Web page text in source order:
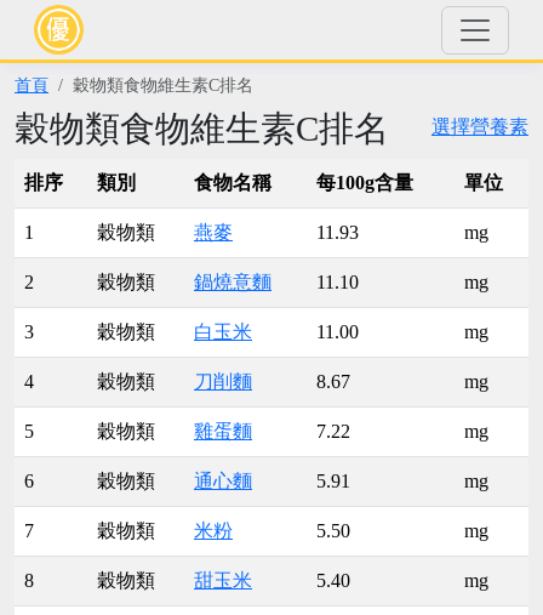
首頁 穀物類食物維生素C排名
選擇營養素
穀物類食物維生素C排名
排序 類別 食物名稱 每100g含量 單位
1 穀物類 燕麥 11.93 mg
2 穀物類 鍋燒意麵 11.10 mg
3 穀物類 白玉米 11.00 mg
4 穀物類 刀削麵 8.67 mg
5 穀物類 雞蛋麵 7.22 mg
6 穀物類 通心麵 5.91 mg
7 穀物類 米粉 5.50 mg
8 穀物類 甜玉米 5.40 mg